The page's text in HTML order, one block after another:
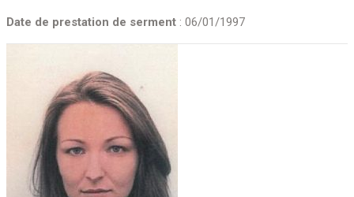
Date de prestation de serment : 06/01/1997